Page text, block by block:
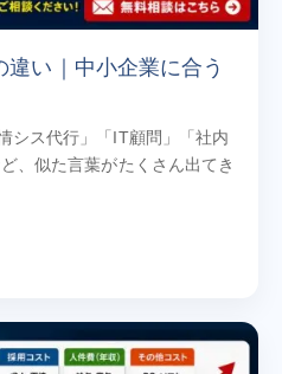
い｜中小企業に合う
シス代行」「IT顧問」「社内
、似た言葉がたくさん出てき